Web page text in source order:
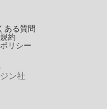
ある質問
約
リシー
ン社